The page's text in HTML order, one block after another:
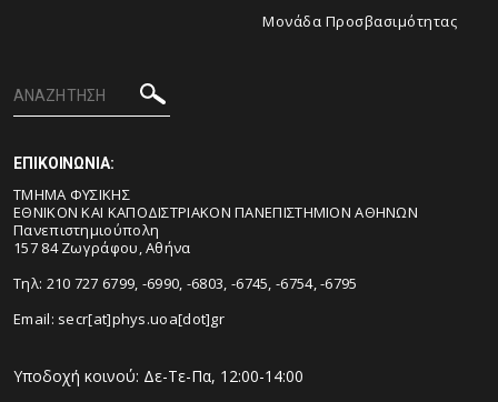
Μονάδα Προσβασιμότητας
ΕΠΙΚΟΙΝΩΝΙΑ:
ΤΜΗΜΑ ΦΥΣΙΚΗΣ
ΕΘΝΙΚΟΝ ΚΑΙ ΚΑΠΟΔΙΣΤΡΙΑΚΟΝ ΠΑΝΕΠΙΣΤΗΜΙΟΝ ΑΘΗΝΩΝ
Πανεπιστημιούπολη
157 84 Ζωγράφου, Αθήνα
Τηλ: 210 727 6799, -6990, -6803, -6745, -6754, -6795
Email: secr[at]phys.uoa[dot]gr
Υποδοχή κοινού: Δε-Τε-Πα, 12:00-14:00